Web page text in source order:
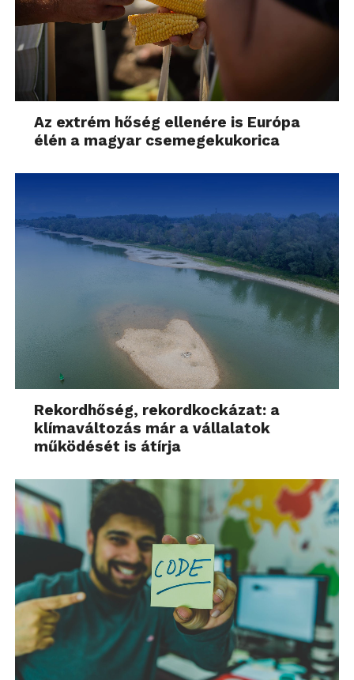
Az extrém hőség ellenére is Európa
élén a magyar csemegekukorica
Rekordhőség, rekordkockázat: a
klímaváltozás már a vállalatok
működését is átírja